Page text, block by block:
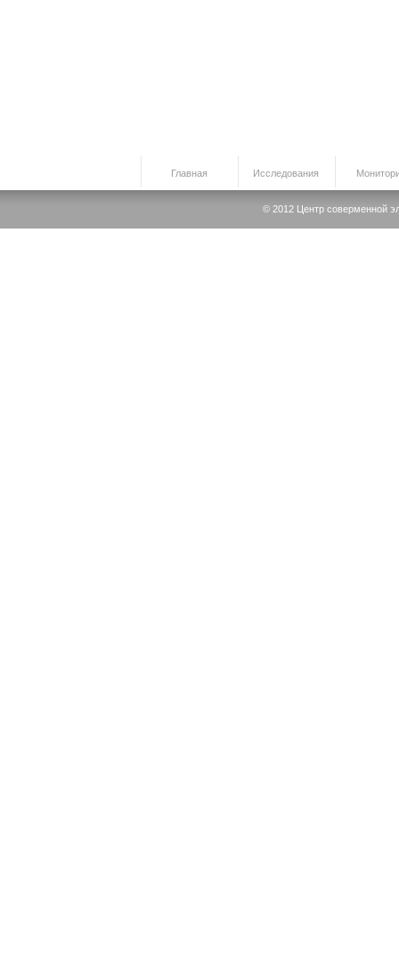
Главная Исследования
© 2012 Центр соверменной